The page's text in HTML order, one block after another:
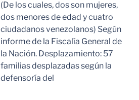
(De los cuales, dos son mujeres,
dos menores de edad y cuatro
ciudadanos venezolanos) Según
informe de la Fiscalía General de
la Nación. Desplazamiento: 57
familias desplazadas según la
defensoría del